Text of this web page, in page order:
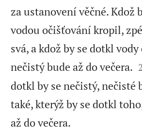
za ustanovení věčné. Kdož
vodou očišťování kropil,
svá, a kdož by se dotkl
nečistý bude až do večera. 
dotkl by se nečistý, nečisté
také, kterýž by se dotkl
až do večera.